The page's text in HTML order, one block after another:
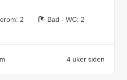
2 Bad - WC: 2
4 uker siden